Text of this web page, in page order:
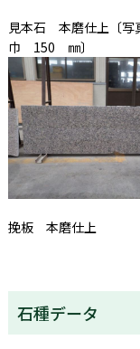
見本石 本磨仕上〔写
巾 150 ㎜〕
挽板 本磨仕上
石種データ